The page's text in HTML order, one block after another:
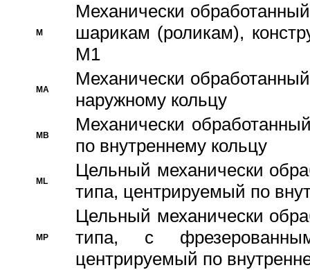
M
Механически
шарикам (роликам),
M1
MA
Механически
наружному кольцу
MB
Механически
по внутреннему кольцу
ML
Цельный механически
типа, центрируемый по
MP
Цельный механически
типа, с
центрируемый по